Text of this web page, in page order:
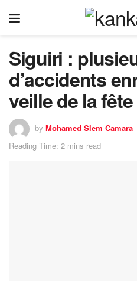
Siguiri :
d’accidents
veille de la
by Mohamed Slem Camara
Reading Time: 2 mins read